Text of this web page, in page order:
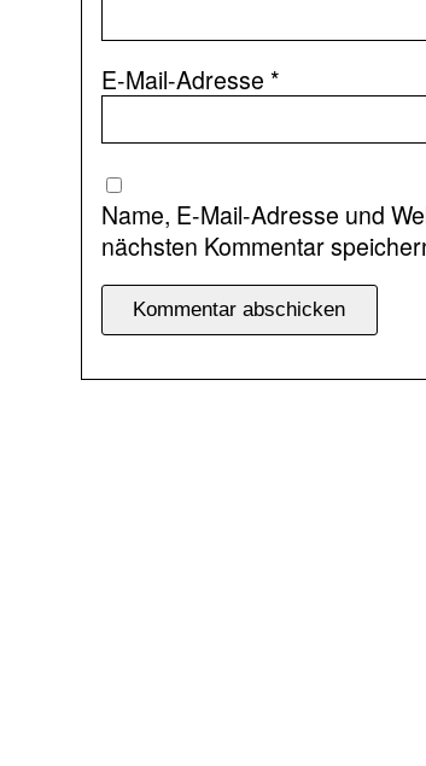
E-Mail-Adresse *
Name, E-Mail-Adresse und
nächsten Kommentar